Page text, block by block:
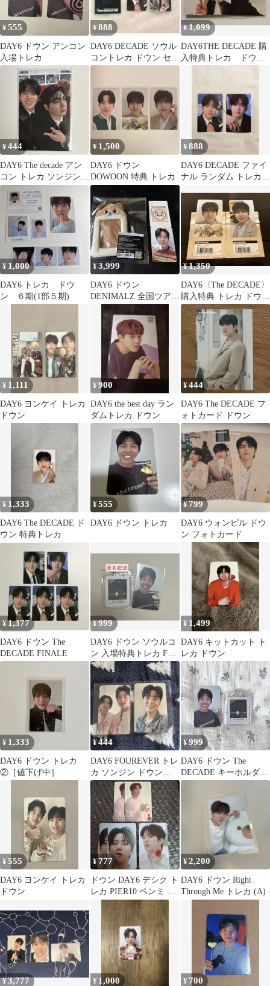
¥555
DAY6 ドウン アンコン
入場トレカ
¥888
DAY6 DECADE ソウル
コントレカ ドウン セッ
ト
¥ 1,099
DAY6THE DECADE 購
入特典トレカ ドウ
¥444
DAY6 The decade アン
コン トレカ ソンジン
ドウン
¥ 1,500
DAY6 ドウン
DOWOON 特典 トレカ
¥888
DAY6 DECADE ファイ
ナル ランダム トレカ
¥ 1,000
DAY6 トレカ ドウ
ン ６期(1部５期)
¥3,999
DAY6 ドウン
DENIMALZ 全国ツアー
ラゲージタグ トレカ付
¥1,350
DAY6〈The DECADE〉
購入特典 トレカ ドウン
DOWOON 2枚セット
¥ 1,111
DAY6 ヨンケイ トレカ
ドウン
¥900
DAY6 the best day ラン
ダムトレカ ドウン
¥444
DAY6 The DECADE フ
ォトカード ドウン
¥ 1,333
DAY6 The DECADE ド
ウン 特典トレカ
¥555
DAY6 ドウン トレカ
¥799
DAY6 ウォンピル ドウ
ン フォトカード
¥1,377
DAY6 ドウン The
DECADE FINALE
¥999
DAY6 ドウン ソウルコ
ン 入場特典トレカ FC
キーリング
¥ 1,499
DAY6 キットカット ト
レカ ドウン
¥ 1,333
DAY6 ドウン トレカ
②［値下げ中］
¥444
DAY6 FOUREVER トレ
カ ソンジン ドウン
Young K
¥999
DAY6 ドウン The
DECADE キーホルダー
トレカ
¥555
DAY6 ヨンケイ トレカ
ドウン
¥777
ドウン DAY6 デシク ト
レカ PIER10 ペンミ ま
とめ売り
¥2,200
DAY6 ドウン Right
Through Me トレカ (A)
¥3,777 ¥ 1,000 ¥ 700